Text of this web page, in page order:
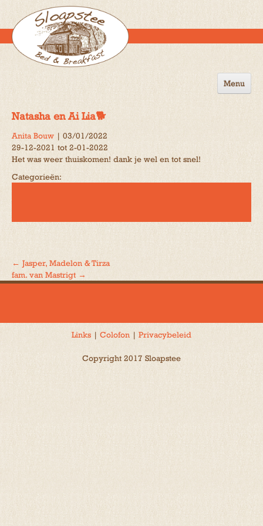
Menu
Reserveren
Natasha en Ai Lia🐕
Anita Bouw | 03/01/2022
29-12-2021 tot 2-01-2022
Het was weer thuiskomen! dank je wel en tot snel!
Categorieën:
Bericht
← Jasper, Madelon & Tirza
fam. van Mastrigt →
Links | Colofon | Privacybeleid
Copyright 2017 Sloapstee